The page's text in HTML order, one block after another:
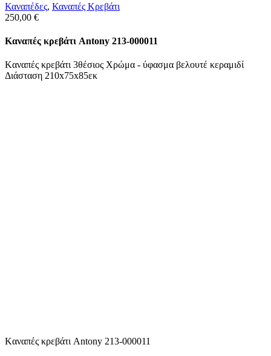
Καναπέδες, Καναπές Κρεβάτι
250,00 €
Kαναπές κρεβάτι Antony 213-000011
Kαναπές κρεβάτι 3θέσιος Χρώμα - ύφασμα βελουτέ κεραμιδί
Διάσταση 210x75x85εκ
Kαναπές κρεβάτι Antony 213-000011